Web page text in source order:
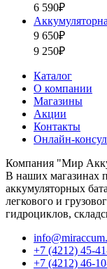
6 590₽
9 650₽
9 250₽
Каталог
О компании
Магазины
Акции
Контакты
Онлайн-
Компания "Мир
В наших магазинах
аккумуляторных
легкового и
гидроциклов,
+7 (4212) 45-
+7 (4212) 46-